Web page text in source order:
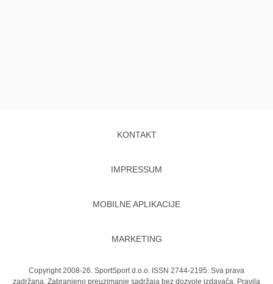
KONTAKT
IMPRESSUM
MOBILNE APLIKACIJE
MARKETING
Copyright 2008-26. SportSport d.o.o. ISSN 2744-2195. Sva prava
zadržana. Zabranjeno preuzimanje sadržaja bez dozvole izdavača. Pravila